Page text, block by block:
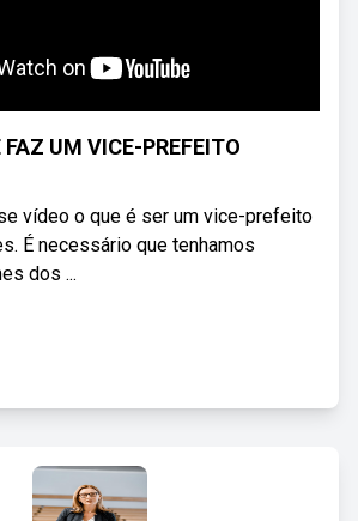
FAZ UM VICE-PREFEITO
vídeo o que é ser um vice-prefeito
É necessário que tenhamos
dos ...